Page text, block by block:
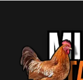
İçeriğe